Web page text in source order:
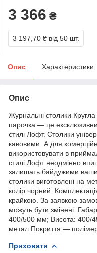
3 366 ₴
3 197,70 ₴ від 50 шт.
Опис Характеристики
Опис
Журнальні столики
парочка — це
стилі Лофт. Столики
кавовими. А для
використовувати в
стилі Лофт неодмінно
залишать байдужими
столики виготовлені на
колір чорний.
крайкою. За заявкою
можуть бути змінені.
400/500 мм; Висота: 400/
метал Покриття —
Приховати